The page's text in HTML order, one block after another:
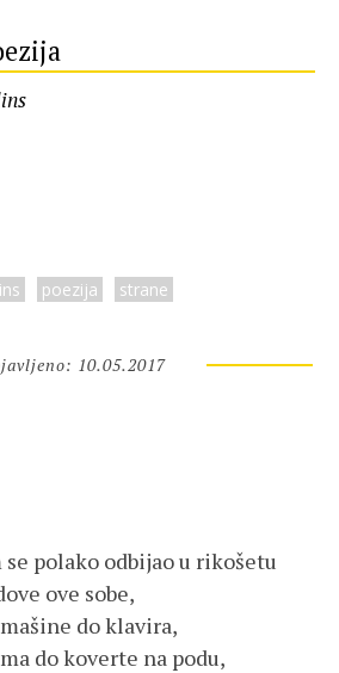
poezija strane
10.05.2017
se polako odbijao u rikošetu
ove sobe,
do klavira,
do koverte na podu,